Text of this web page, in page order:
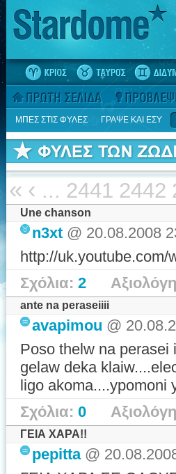
ΜΠΕΣ ΣΤΙΣ ΦΥΛΕΣ ΓΡΑΨΕ ΚΑΙ ΕΣΥ
« ‹ ... 2441 2442
Une chanson
n3xt @ 20.08.2008
http://
Σχόλια: 2
ante na peraseiiii
avapimou @
Poso thelw na perasei
gelaw deka
ligo akoma....ypomoni
Σχόλια: 0
ΓΕΙΑ ΧΑΡΑ!!
pepitta@